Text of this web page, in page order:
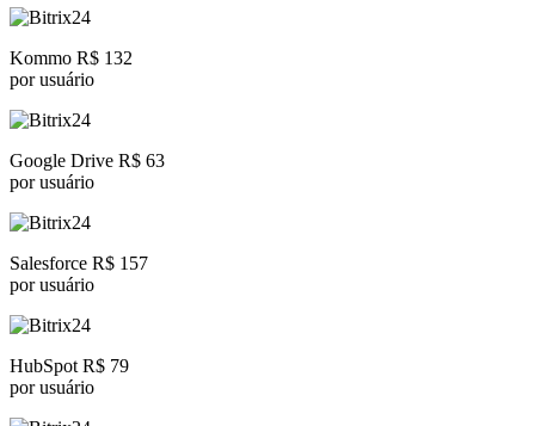
Kommo R$ 132
por usuário
Google Drive R$ 63
por usuário
Salesforce R$ 157
por usuário
HubSpot R$ 79
por usuário